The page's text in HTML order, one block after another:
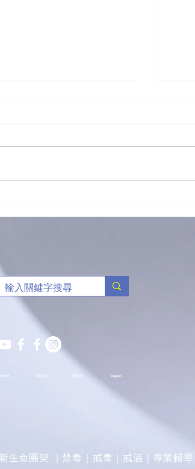
絮
班
YOUTUBE S.Y.部落 薈穗社 Instagram
生命團契 ｜禁毒｜戒毒｜戒酒｜專業輔